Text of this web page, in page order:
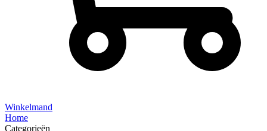
Winkelmand
Home
Categorieën